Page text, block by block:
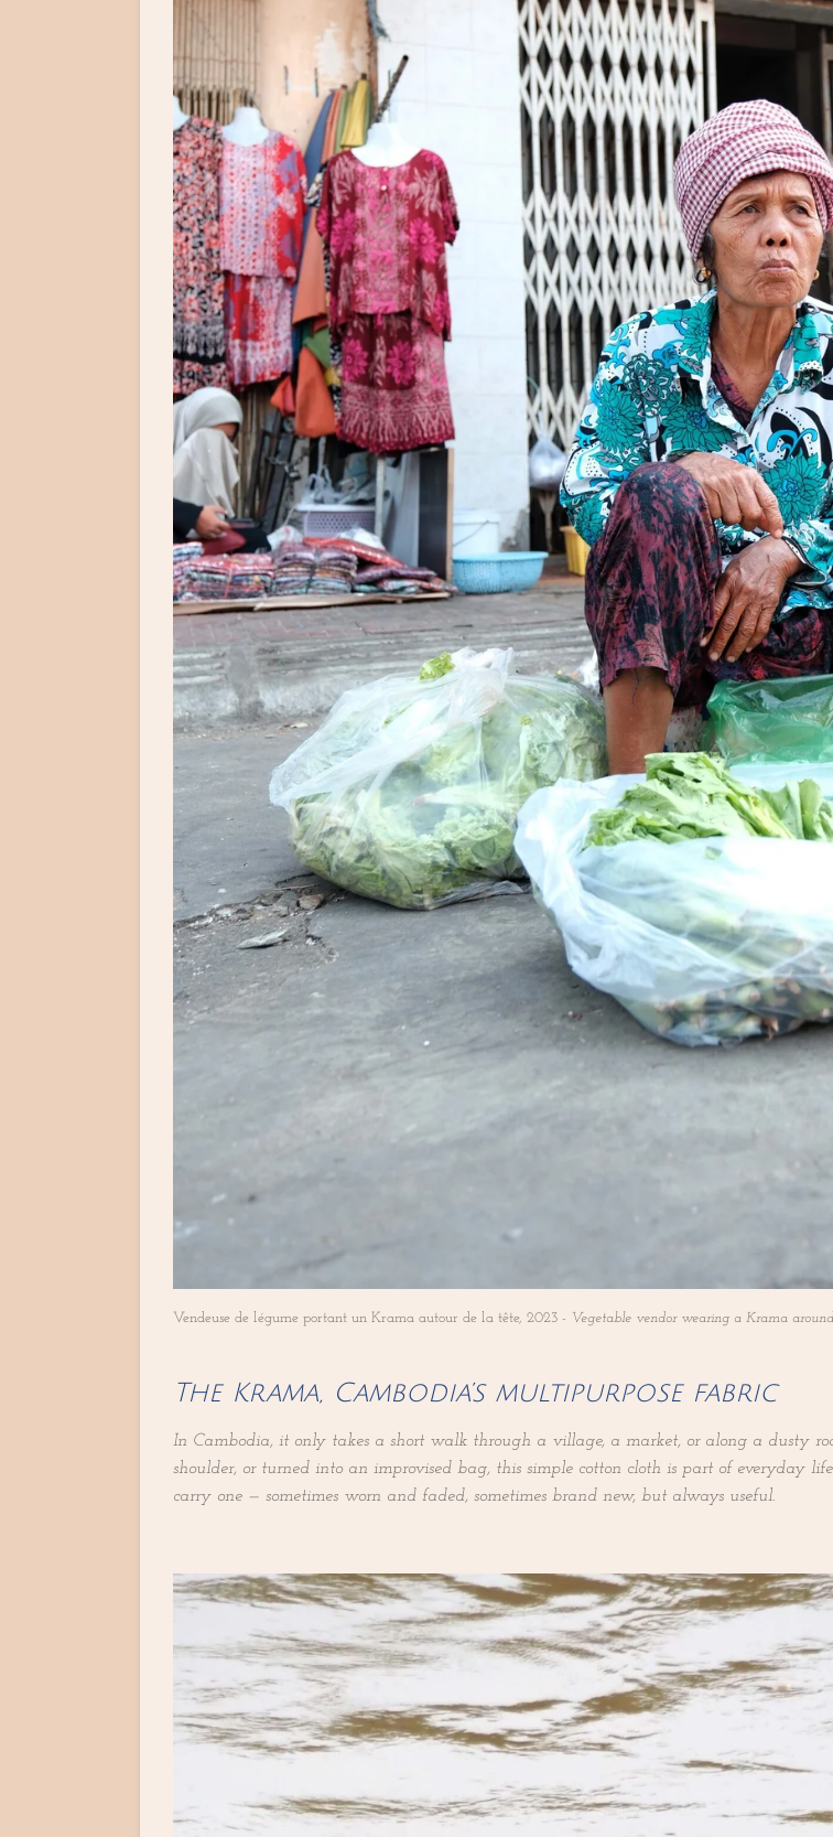
Vendeuse de légume portant un Krama autour de la tête, 2023 - Vegetable vendor wearing a Krama
The Krama, Cambodia’s multipurpose fabric
In Cambodia, it only takes a short walk through a village, a market, or along a dusty
shoulder, or turned into an improvised bag, this simple cotton cloth is part of everyday
carry one — sometimes worn and faded, sometimes brand new, but always useful.